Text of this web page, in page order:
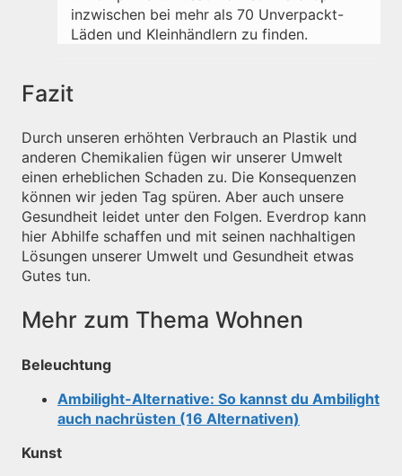
inzwischen bei mehr als 70 Unverpackt-
Läden und Kleinhändlern zu finden.
Fazit
Durch unseren erhöhten Verbrauch an Plastik und
anderen Chemikalien fügen wir unserer Umwelt
einen erheblichen Schaden zu. Die Konsequenzen
können wir jeden Tag spüren. Aber auch unsere
Gesundheit leidet unter den Folgen. Everdrop kann
hier Abhilfe schaffen und mit seinen nachhaltigen
Lösungen unserer Umwelt und Gesundheit etwas
Gutes tun.
Mehr zum Thema Wohnen
Beleuchtung
Ambilight-Alternative: So kannst du Ambilight
auch nachrüsten (16 Alternativen)
Kunst